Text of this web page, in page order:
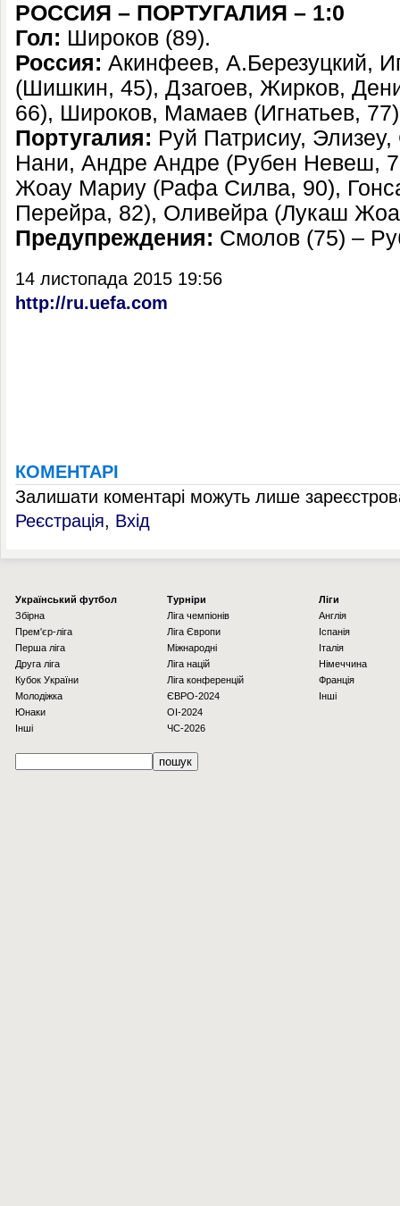
РОССИЯ – ПОРТУГАЛИЯ – 1:0
Гол: Широков (89).
Россия: Акинфеев, А.Березуцкий,
(Шишкин, 45), Дзагоев, Жирков,
66), Широков, Мамаев (Игнатьев,
Португалия: Руй Патрисиу,
Нани, Андре Андре (Рубен Невеш,
Жоау Мариу (Рафа Силва, 90),
Перейра, 82), Оливейра (Лукаш
Предупреждения: Смолов (75) –
14 листопада 2015 19:56
http://ru.uefa.com
КОМЕНТАРІ
Залишати коментарі можуть лише
Реєстрація, Вхід
Українcький футбол
Збірна
Прем'єр-ліга
Перша ліга
Друга ліга
Кубок України
Молодіжка
Юнаки
Інші
Турніри
Ліга чемпіонів
Ліга Європи
Міжнародні
Ліга націй
Ліга конференцій
ЄВРО-2024
OI-2024
ЧС-2026
Ліги
Англія
Іспанія
Італія
Німеччина
Франція
Інші